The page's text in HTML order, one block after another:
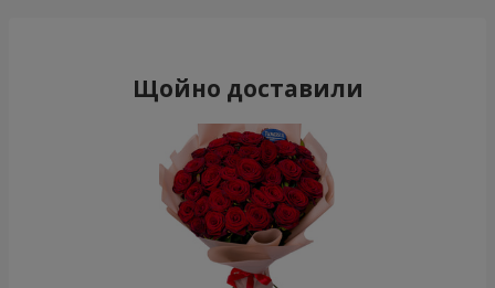
Щойно доставили